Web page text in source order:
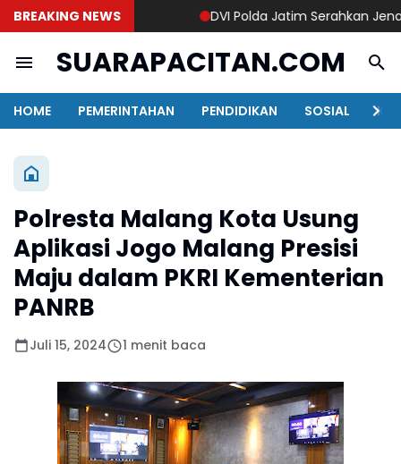
BREAKING NEWS DVI Polda Jatim Serahkan
SUARAPACITAN.COM
HOME PEMERINTAHAN PENDIDIKAN SOSIAL
Polresta Malang Kota Usung
Aplikasi Jogo Malang Presisi
Maju dalam PKRI Kementerian
PANRB
Juli 15, 2024 1 menit baca